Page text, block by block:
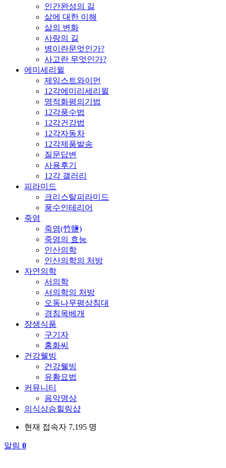
인간완성의 길
삶에 대한 이해
삶의 변화
사랑의 길
병이란문엇인가?
사고란 무엇인가?
에미세리윌
제임스트와이먼
12각에미리세리윌
영적화평의기법
12각풍수법
12각건강법
12각자동차
12각제품발송
질문답변
사용후기
12각 갤러리
피라미드
크리스탈피라미드
풍수인테리어
죽염
죽염(竹鹽)
죽염의 효능
인산의학
인산의학의 처방
자연의학
서의학
서의학의 처방
오동나무평상침대
경침목베개
장생식품
구기자
홍화씨
건강웰빙
건강웰빙
유황요법
커뮤니티
음악명상
의식상승힐링샵
현재 접속자 7,195 명
알림 0